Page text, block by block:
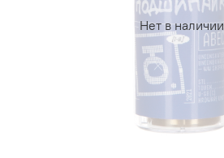
Нет в наличии